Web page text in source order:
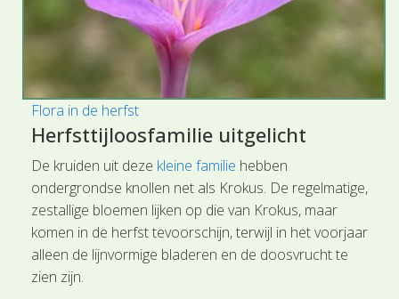
Flora in de herfst
Herfsttijloosfamilie uitgelicht
De kruiden uit deze kleine familie hebben
ondergrondse knollen net als Krokus. De regelmatige,
zestallige bloemen lijken op die van Krokus, maar
komen in de herfst tevoorschijn, terwijl in het voorjaar
alleen de lijnvormige bladeren en de doosvrucht te
zien zijn.